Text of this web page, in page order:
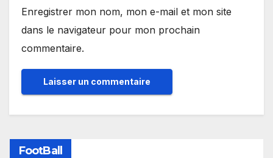
Enregistrer mon nom, mon e-mail et mon site
dans le navigateur pour mon prochain
commentaire.
FootBall